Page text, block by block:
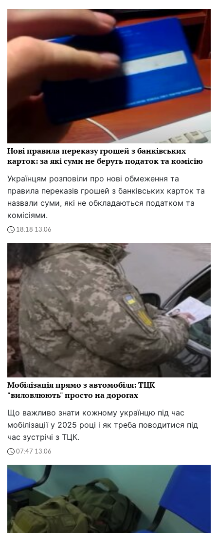
Нові правила переказу грошей з банківських
карток: за які суми не беруть податок та комісію
Українцям розповіли про нові обмеження та
правила переказів грошей з банківських карток та
назвали суми, які не обкладаються податком та
комісіями.
18:18 13.06
Мобілізація прямо з автомобіля: ТЦК
"виловлюють" просто на дорогах
Що важливо знати кожному українцю під час
мобілізації у 2025 році і як треба поводитися під
час зустрічі з ТЦК.
07:47 13.06